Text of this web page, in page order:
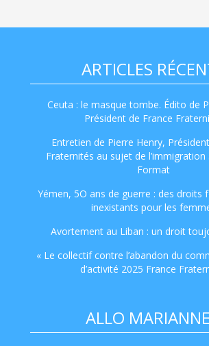
ARTICLES
Ceuta : le masque tombe. Édito de
Président de France
Entretien de Pierre Henry,
Fraternités au sujet de
Format
Yémen, 5O ans de guerre : des droits
inexistants pour les
Avortement au Liban : un droit
« Le collectif contre l’abandon du
d’activité 2025 France
ALLO